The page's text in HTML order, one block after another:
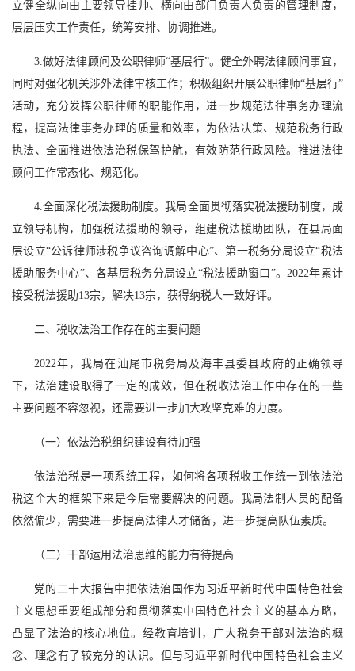
立健全纵向由主要领导挂帅、横向由部门负责人负责的管理制度，
层层压实工作责任，统筹安排、协调推进。
3.做好法律顾问及公职律师“基层行”。健全外聘法律顾问事宜，
同时对强化机关涉外法律审核工作；积极组织开展公职律师“基层行”
活动，充分发挥公职律师的职能作用，进一步规范法律事务办理流
程，提高法律事务办理的质量和效率，为依法决策、规范税务行政
执法、全面推进依法治税保驾护航，有效防范行政风险。推进法律
顾问工作常态化、规范化。
4.全面深化税法援助制度。我局全面贯彻落实税法援助制度，成
立领导机构，加强税法援助的领导，组建税法援助团队，在县局面
层设立“公诉律师涉税争议咨询调解中心”、第一税务分局设立“税法
援助服务中心”、各基层税务分局设立“税法援助窗口”。2022年累计
接受税法援助13宗，解决13宗，获得纳税人一致好评。
二、税收法治工作存在的主要问题
2022年，我局在汕尾市税务局及海丰县委县政府的正确领导
下，法治建设取得了一定的成效，但在税收法治工作中存在的一些
主要问题不容忽视，还需要进一步加大攻坚克难的力度。
（一）依法治税组织建设有待加强
依法治税是一项系统工程，如何将各项税收工作统一到依法治
税这个大的框架下来是今后需要解决的问题。我局法制人员的配备
依然偏少，需要进一步提高法律人才储备，进一步提高队伍素质。
（二）干部运用法治思维的能力有待提高
党的二十大报告中把依法治国作为习近平新时代中国特色社会
主义思想重要组成部分和贯彻落实中国特色社会主义的基本方略，
凸显了法治的核心地位。经教育培训，广大税务干部对法治的概
念、理念有了较充分的认识。但与习近平新时代中国特色社会主义